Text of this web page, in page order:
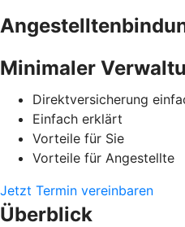
Minimaler
Direktversicherung
Einfach erklärt
Vorteile für Sie
Vorteile für Angestellte
Jetzt Termin vereinbaren
Überblick